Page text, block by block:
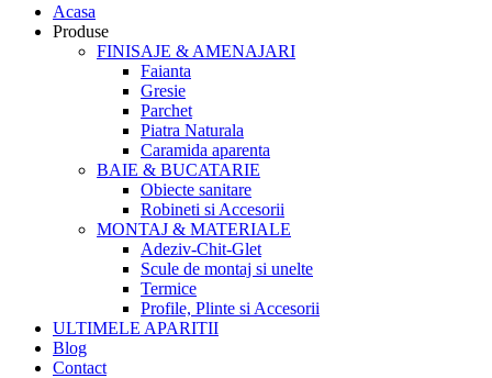
Acasa
Produse
FINISAJE & AMENAJARI
Faianta
Gresie
Parchet
Piatra Naturala
Caramida aparenta
BAIE & BUCATARIE
Obiecte sanitare
Robineti si Accesorii
MONTAJ & MATERIALE
Adeziv-Chit-Glet
Scule de montaj si unelte
Termice
Profile, Plinte si Accesorii
ULTIMELE APARITII
Blog
Contact